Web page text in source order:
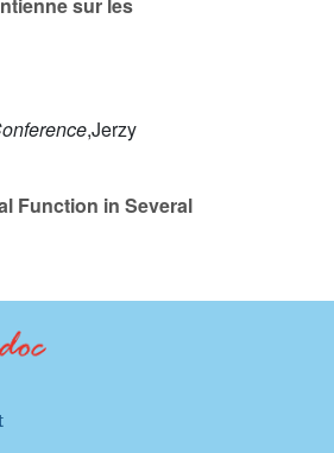
sur les
,Jerzy
Function in Several